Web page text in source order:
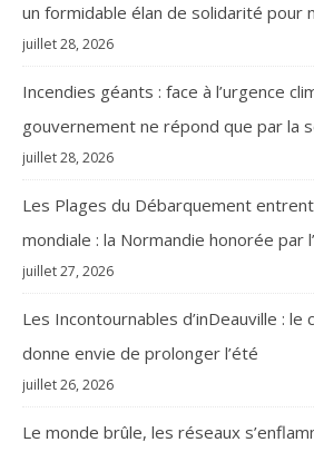
un formidable élan de solidarité pour
juillet 28, 2026
Incendies géants : face à l’urgence
gouvernement ne répond que par la
juillet 28, 2026
Les Plages du Débarquement
mondiale : la Normandie honorée par
juillet 27, 2026
Les Incontournables d’inDeauville :
donne envie de prolonger l’été
juillet 26, 2026
Le monde brûle, les réseaux